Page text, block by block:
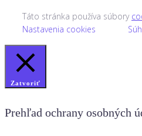
Táto stránka používa súbory
Nastavenia cookies
Zatvoriť
Prehľad ochrany osobných